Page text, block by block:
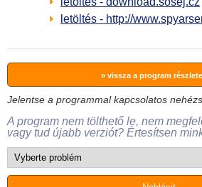
letöltés - http://
» vissza a program
Jelentse a programmal kapcsolatos
A program nem tölthető le, nem
vagy tud újabb verziót? Értesítsen